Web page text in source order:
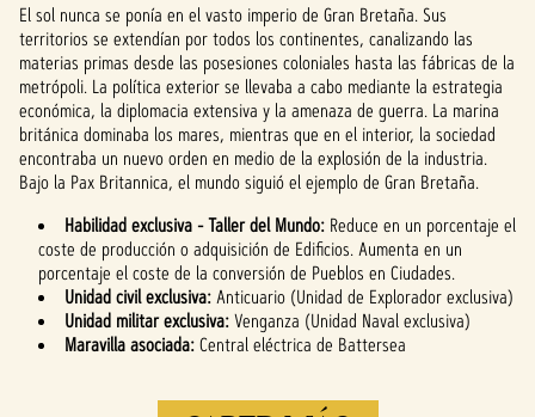
reproducir»,
aceptas la
política de
privacidad de
YouTubey la
transferencia
de datos a los
servidores de
Google.
El sol nunca se ponía en el vasto imperio de Gran Bretaña. Sus
territorios se extendían por todos los continentes, canalizando las
materias primas desde las posesiones coloniales hasta las fábricas de la
metrópoli. La política exterior se llevaba a cabo mediante la estrategia
económica, la diplomacia extensiva y la amenaza de guerra. La marina
británica dominaba los mares, mientras que en el interior, la sociedad
encontraba un nuevo orden en medio de la explosión de la industria.
Bajo la Pax Britannica, el mundo siguió el ejemplo de Gran Bretaña.
Habilidad exclusiva - Taller del Mundo: Reduce en un porcentaje el
coste de producción o adquisición de Edificios. Aumenta en un
porcentaje el coste de la conversión de Pueblos en Ciudades.
Unidad civil exclusiva:Anticuario (Unidad de Explorador exclusiva)
Unidad militar exclusiva:Venganza (Unidad Naval exclusiva)
Maravilla asociada:Central eléctrica de Battersea